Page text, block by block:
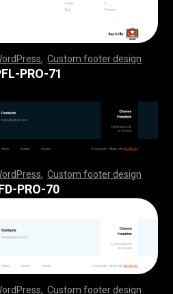
,Custom footer design
,,,,,,,,,, ,,,,,,,,,,,,,,,,,,,,,,,,
,,,,,,,,,, ,,,,,,,,,,,,,,,,,,,,,,,,
PRO-71
,Custom footer design
,,,,,,,,,, ,,,,,,,,,,,,,,,,,,,,,,,,
,,,,,,,,,, ,,,,,,,,,,,,,,,,,,,,,,,,
PRO-70
,Custom footer design